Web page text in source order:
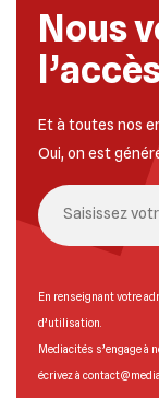
Nous
Et à toutes nos
Oui, on est
En renseignant votre
d’utilisation
Mediacités s’engage à
écrivez à